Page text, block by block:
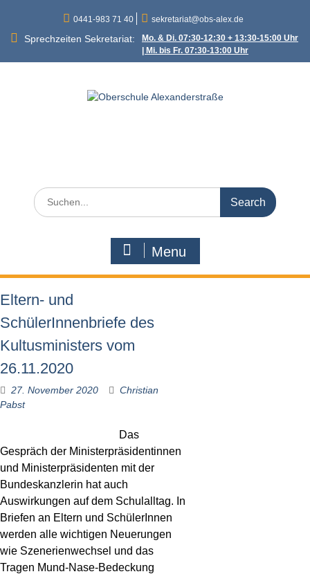
content
0441-983 71 40 sekretariat@obs-alex.de
Sprechzeiten Sekretariat:
Mo. & Di. 07:30-12:30 + 13:30-15:00 Uhr
| Mi. bis Fr. 07:30-13:00 Uhr
Search
for:
Menu
Eltern- und
SchülerInnenbriefe des
Kultusministers vom
26.11.2020
27. November 2020
Christian
Pabst
Das
Gespräch der Ministerpräsidentinnen
und Ministerpräsidenten mit der
Bundeskanzlerin hat auch
Auswirkungen auf dem Schulalltag. In
Briefen an Eltern und SchülerInnen
werden alle wichtigen Neuerungen
wie Szenerienwechsel und das
Tragen Mund-Nase-Bedeckung